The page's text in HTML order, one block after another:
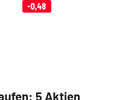
-0,48
5 Aktien